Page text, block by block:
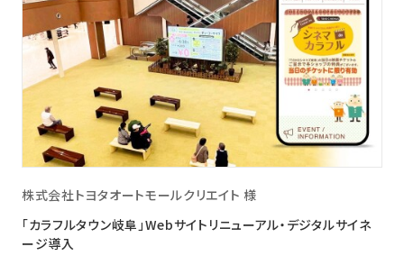
株式会社トヨタオートモールクリエイト 様
「カラフルタウン岐阜」Webサイトリニューアル・デジタルサイネ
ージ導入